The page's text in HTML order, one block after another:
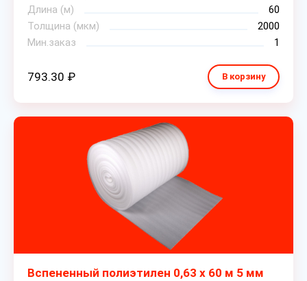
Длина (м)
60
Толщина (мкм)
2000
Мин.заказ
1
793.30 ₽ В корзину
Вспененный полиэтилен 0,63 х 60 м 5 мм